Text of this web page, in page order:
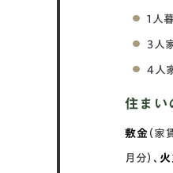
1人
3人
4人
住まい
敷金 （家
月分）、